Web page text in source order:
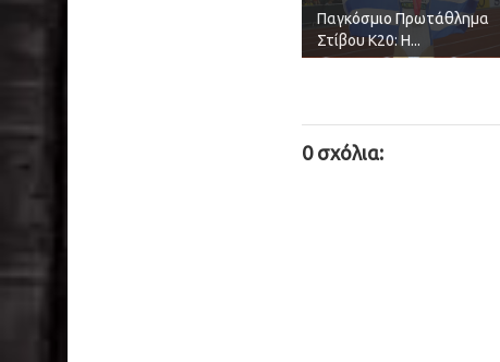
Παγκόσμιο Πρωτάθλημα
Στίβου Κ20: Η...
0 σχόλια: